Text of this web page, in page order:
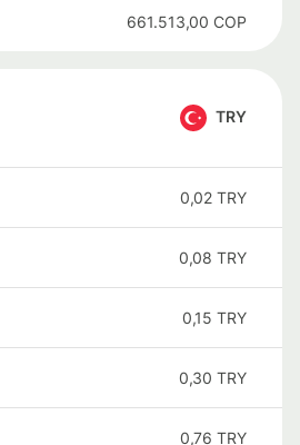
661.513,00 COP
TRY
0,02 TRY
0,08 TRY
0,15 TRY
0,30 TRY
0,76 TRY